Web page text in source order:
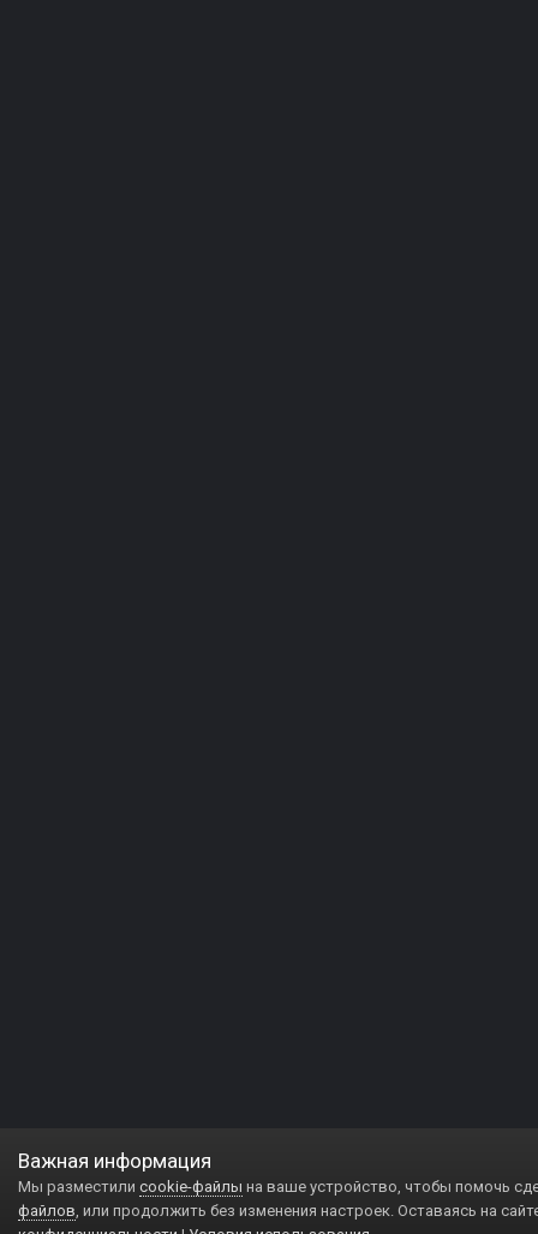
Важная информация
Мы разместили cookie-файлы на ваше устройство, чтобы помочь
файлов, или продолжить без изменения настроек. Оставаясь на